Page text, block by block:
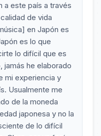
a este país a través
de vida
en Japón es
es lo que
lo difícil que es
jamás he elaborado
mi experiencia y
Usualmente me
de la moneda
japonesa y no la
de lo difícil